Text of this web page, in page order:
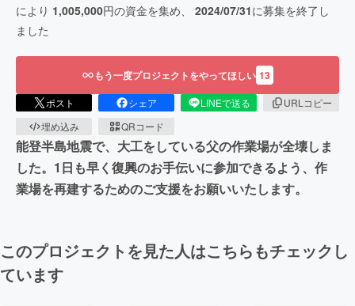
により 1,005,000円の資金を集め、 2024/07/31に募集を終了し
ました
もう一度プロジェクトをやってほしい 13
ポスト シェア LINEで送る
URLコピー
埋め込み
QRコード
能登半島地震で、大工をしている父の作業場が全壊しま
した。1日も早く復興のお手伝いに参加できるよう、作
業場を再建するためのご支援をお願いいたします。
このプロジェクトを見た人はこちらもチェックし
ています